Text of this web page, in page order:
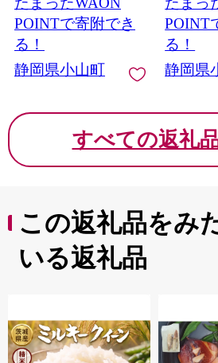
POINTで寄附でき
る！
静岡県小山町
POINT
る！
静岡県
すべての返礼
この返礼品をみ
いる返礼品